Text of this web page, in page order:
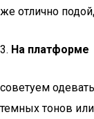
же отлично
3. На платформе
советуем
темных тонов